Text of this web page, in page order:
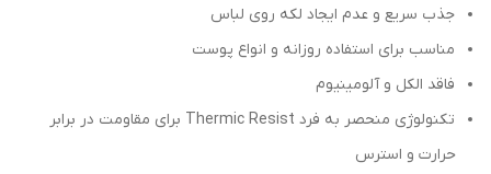
جذب سریع و عدم ایجاد لکه روی لباس
مناسب برای استفاده روزانه و انواع پوست
فاقد الکل و آلومینیوم
تکنولوژی منحصر به فرد Thermic Resist برای مقاومت در برابر
حرارت و استرس